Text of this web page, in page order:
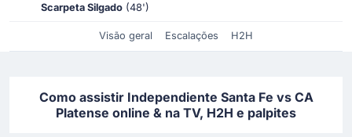
Scarpeta Silgado (48')
Visão geral Escalações H2H
Como assistir Independiente Santa Fe vs CA
Platense online & na TV, H2H e palpites